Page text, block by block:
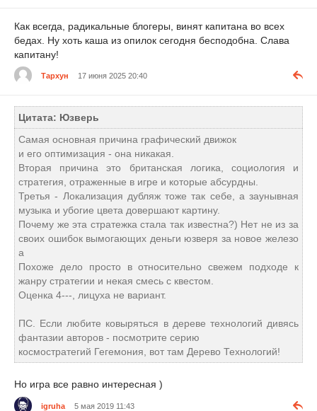
Как всегда, радикальные блогеры, винят капитана во всех
бедах. Ну хоть каша из опилок сегодня бесподобна. Слава
капитану!
Тархун 17 июня 2025 20:40
Цитата: Юзверь
Самая основная причина графический движок
и его оптимизация - она никакая.
Вторая причина это британская логика, социология и
стратегия, отраженные в игре и которые абсурдны.
Третья - Локализация дубляж тоже так себе, а заунывная
музыка и убогие цвета довершают картину.
Почему же эта стратежка стала так известна?) Нет не из за
своих ошибок вымогающих деньги юзверя за новое железо
а
Похоже дело просто в относительно свежем подходе к
жанру стратегии и некая смесь с квестом.
Оценка 4---, лицуха не вариант.
ПС. Если любите ковыряться в дереве технологий дивясь
фантазии авторов - посмотрите серию
космостратегий Гегемония, вот там Дерево Технологий!
Но игра все равно интересная )
igruha 5 мая 2019 11:43